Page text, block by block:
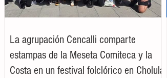
La agrupación Cencalli comparte
estampas de la Meseta Comiteca y la
Costa en un festival folclórico en Cholula